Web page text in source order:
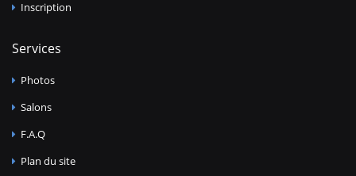
Inscription
Services
Photos
Salons
F.A.Q
Plan du site